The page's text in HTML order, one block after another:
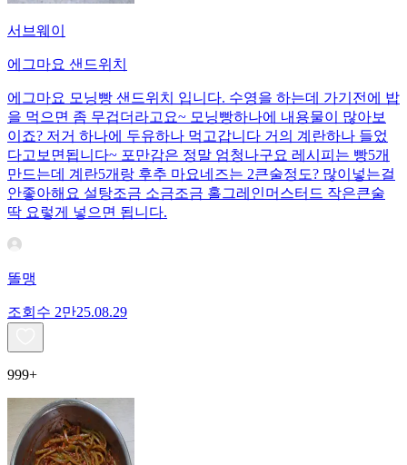
서브웨이
에그마요 샌드위치
에그마요 모닝빵 샌드위치 입니다. 수영을 하는데 가기전에 밥
을 먹으면 좀 무겁더라고요~ 모닝빵하나에 내용물이 많아보
이죠? 저거 하나에 두유하나 먹고갑니다 거의 계란하나 들었
다고보면됩니다~ 포만감은 정말 엄청나구요 레시피는 빵5개
만드는데 계란5개랑 후추 마요네즈는 2큰술정도? 많이넣는걸
안좋아해요 설탕조금 소금조금 홀그레인머스터드 작은큰술
딱 요렇게 넣으면 됩니다.
똘맹
조회수 2만25.08.29
999+